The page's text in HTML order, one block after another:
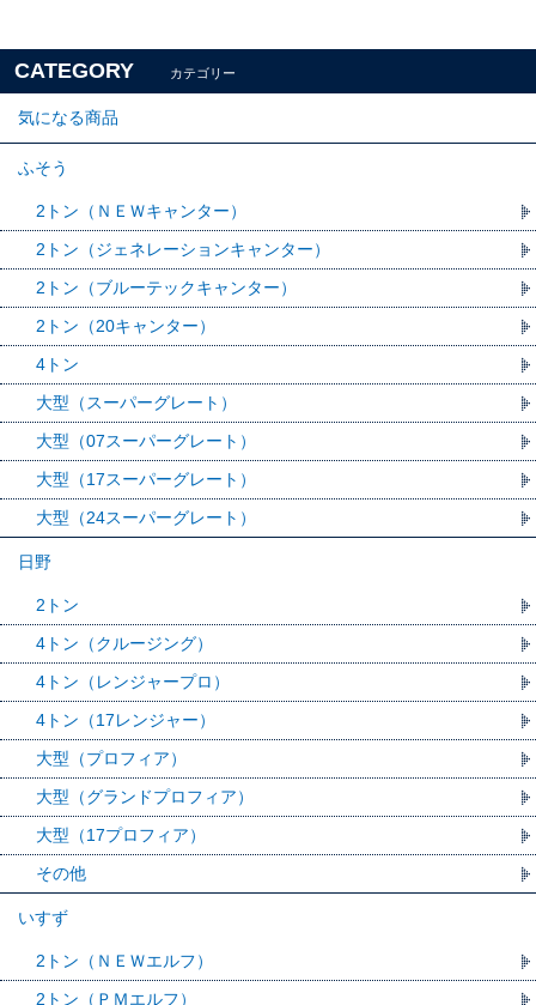
CATEGORY カテゴリー
気になる商品
ふそう
2トン（ＮＥＷキャンター）
2トン（ジェネレーションキャンター）
2トン（ブルーテックキャンター）
2トン（20キャンター）
4トン
大型（スーパーグレート）
大型（07スーパーグレート）
大型（17スーパーグレート）
大型（24スーパーグレート）
日野
2トン
4トン（クルージング）
4トン（レンジャープロ）
4トン（17レンジャー）
大型（プロフィア）
大型（グランドプロフィア）
大型（17プロフィア）
その他
いすず
2トン（ＮＥＷエルフ）
2トン（ＰＭエルフ）